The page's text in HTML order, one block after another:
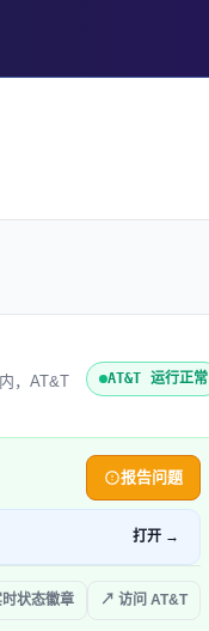
，AT&T
AT&T 运行正常
报告问题
打开 →
状态徽章 ↗ 访问 AT&T